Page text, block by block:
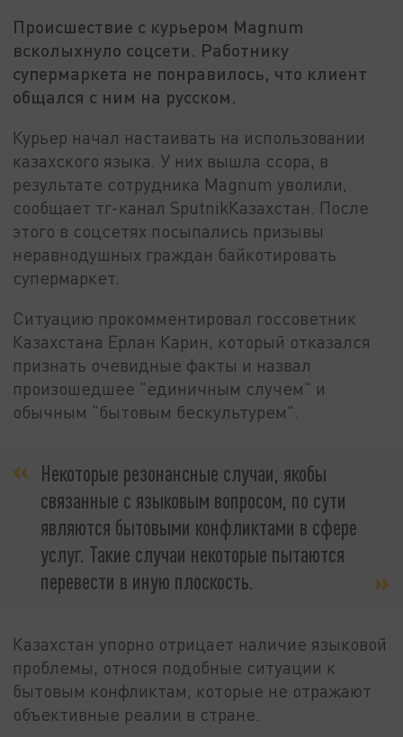
Происшествие с курьером Magnum
всколыхнуло соцсети. Работнику
супермаркета не понравилось, что клиент
общался с ним на русском.
Курьер начал настаивать на использовании
казахского языка. У них вышла ссора, в
результате сотрудника Magnum уволили,
сообщает тг-канал SputnikКазахстан. После
этого в соцсетях посыпались призывы
неравнодушных граждан байкотировать
супермаркет.
Ситуацию прокомментировал госсоветник
Казахстана Ерлан Карин, который отказался
признать очевидные факты и назвал
произошедшее "единичным случем" и
обычным "бытовым бескультурем".
Некоторые резонансные случаи, якобы
связанные с языковым вопросом, по сути
являются бытовыми конфликтами в сфере
услуг. Такие случаи некоторые пытаются
перевести в иную плоскость.
Казахстан упорно отрицает наличие языковой
проблемы, относя подобные ситуации к
бытовым конфликтам, которые не отражают
объективные реалии в стране.